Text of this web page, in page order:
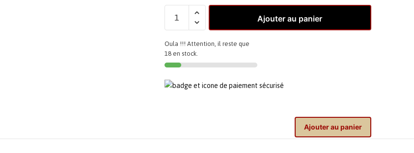
Ajouter au panier
Oula !!! Attention, il reste que
18 en stock.
Ajouter au panier